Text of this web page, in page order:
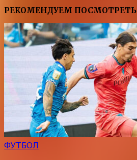
РЕКОМЕНДУЕМ ПОСМОТРЕТЬ
ФУТБОЛ